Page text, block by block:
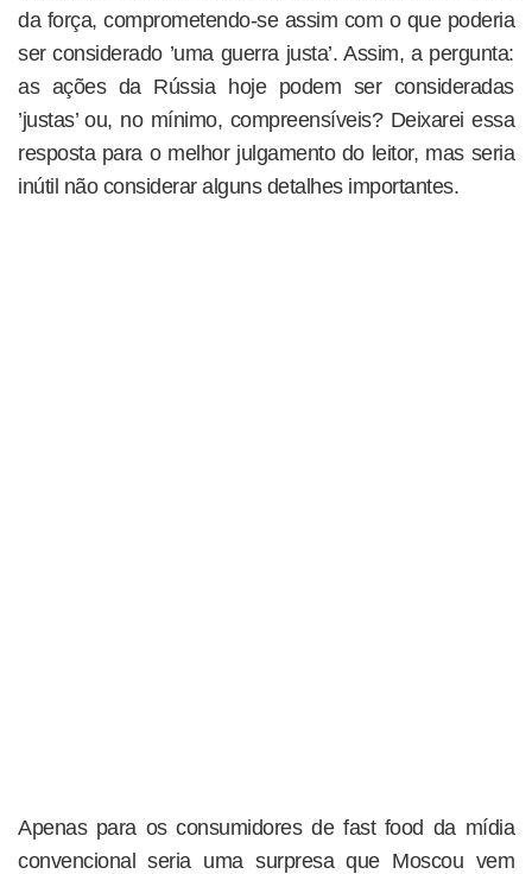
da força, comprometendo-se assim com o que poderia
ser considerado ’uma guerra justa’. Assim, a pergunta:
as ações da Rússia hoje podem ser consideradas
’justas’ ou, no mínimo, compreensíveis? Deixarei essa
resposta para o melhor julgamento do leitor, mas seria
inútil não considerar alguns detalhes importantes.
Apenas para os consumidores de fast food da mídia
convencional seria uma surpresa que Moscou vem